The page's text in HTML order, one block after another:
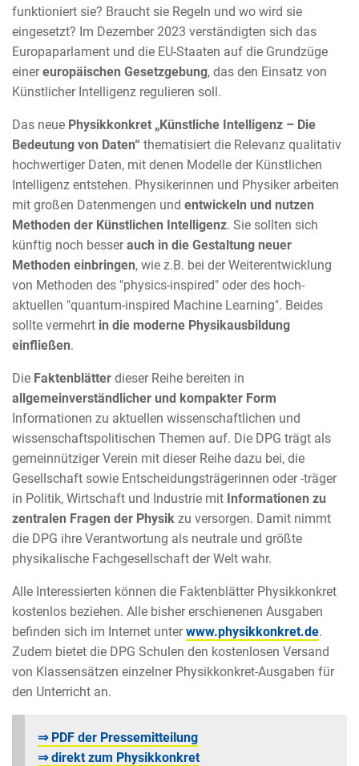
funktioniert sie? Braucht sie Regeln und wo wird sie
eingesetzt? Im Dezember 2023 verständigten sich das
Europaparlament und die EU-Staaten auf die Grundzüge
einereuropäischen Gesetzgebung, das den Einsatz von
Künstlicher Intelligenz regulieren soll.
Das neue Physikkonkret „Künstliche Intelligenz – Die
Bedeutung von Daten“ thematisiert die Relevanz qualitativ
hochwertiger Daten, mit denen Modelle der Künstlichen
Intelligenz entstehen. Physikerinnen und Physiker arbeiten
mit großen Datenmengen und entwickeln und nutzen
Methoden der Künstlichen Intelligenz. Sie sollten sich
künftig noch besserauch in die Gestaltung neuer
Methoden einbringen, wie z.B. bei der Weiterentwicklung
von Methoden des "physics-inspired" oder des hoch-
aktuellen "quantum-inspired Machine Learning". Beides
sollte vermehrt in die moderne Physikausbildung
einfließen.
Die Faktenblätter dieser Reihe bereiten in
allgemeinverständlicher und kompakter Form
Informationen zu aktuellen wissenschaftlichen und
wissenschaftspolitischen Themen auf. Die DPG trägt als
gemeinnütziger Verein mit dieser Reihe dazu bei, die
Gesellschaft sowie Entscheidungsträgerinnen oder -träger
in Politik, Wirtschaft und Industrie mit Informationen zu
zentralen Fragen der Physik zu versorgen. Damit nimmt
die DPG ihre Verantwortung als neutrale und größte
physikalische Fachgesellschaft der Welt wahr.
Alle Interessierten können die Faktenblätter Physikkonkret
kostenlos beziehen. Alle bisher erschienenen Ausgaben
befinden sich im Internet unterwww.physikkonkret.de.
Zudem bietet die DPG Schulen den kostenlosen Versand
von Klassensätzen einzelner Physikkonkret-Ausgaben für
den Unterricht an.
⇒ PDF der Pressemitteilung
⇒ direkt zum Physikkonkret